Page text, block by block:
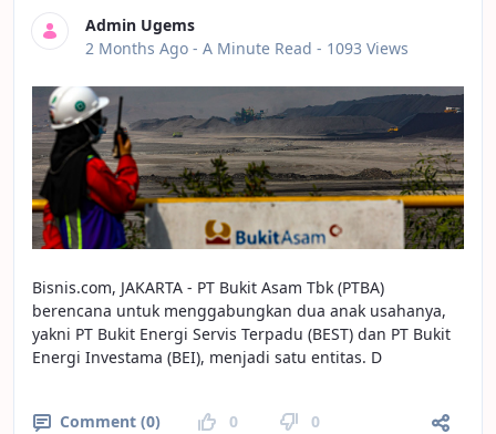
Admin Ugems
Published Date
2 Months Ago - A Minute Read - 1093 Views
Bisnis.com, JAKARTA - PT Bukit Asam Tbk (PTBA)
berencana untuk menggabungkan dua anak usahanya,
yakni PT Bukit Energi Servis Terpadu (BEST) dan PT Bukit
Energi Investama (BEI), menjadi satu entitas. D
Comment (0) 0 0